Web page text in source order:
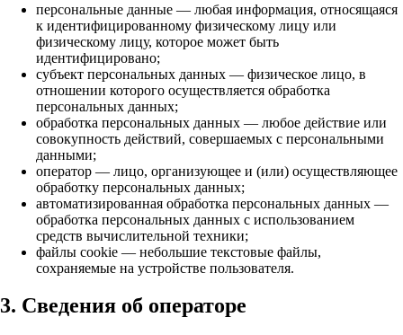
персональные данные — любая информация, относящаяся
к идентифицированному физическому лицу или
физическому лицу, которое может быть
идентифицировано;
субъект персональных данных — физическое лицо, в
отношении которого осуществляется обработка
персональных данных;
обработка персональных данных — любое действие или
совокупность действий, совершаемых с персональными
данными;
оператор — лицо, организующее и (или) осуществляющее
обработку персональных данных;
автоматизированная обработка персональных данных —
обработка персональных данных с использованием
средств вычислительной техники;
файлы cookie — небольшие текстовые файлы,
сохраняемые на устройстве пользователя.
3. Сведения об операторе